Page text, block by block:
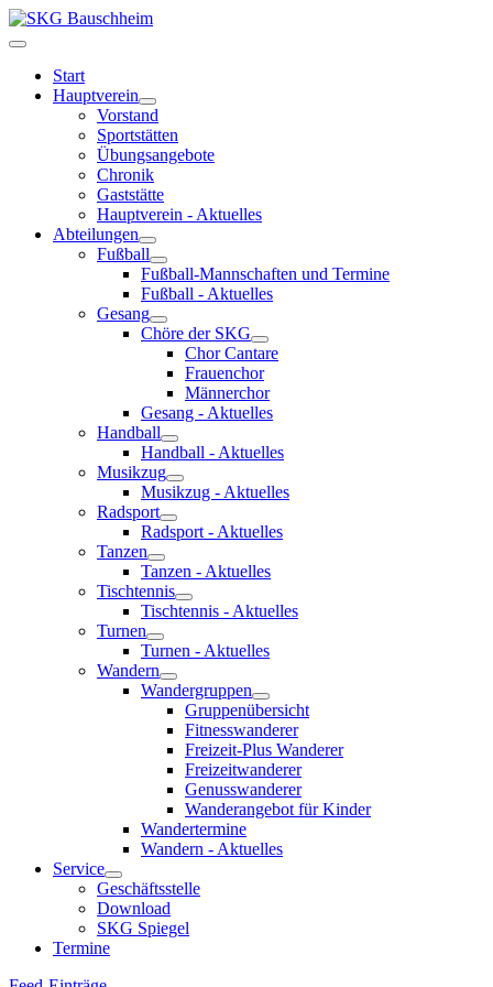
Start
Hauptverein
Vorstand
Sportstätten
Übungsangebote
Chronik
Gaststätte
Hauptverein - Aktuelles
Abteilungen
Fußball
Fußball-Mannschaften und Termine
Fußball - Aktuelles
Gesang
Chöre der SKG
Chor Cantare
Frauenchor
Männerchor
Gesang - Aktuelles
Handball
Handball - Aktuelles
Musikzug
Musikzug - Aktuelles
Radsport
Radsport - Aktuelles
Tanzen
Tanzen - Aktuelles
Tischtennis
Tischtennis - Aktuelles
Turnen
Turnen - Aktuelles
Wandern
Wandergruppen
Gruppenübersicht
Fitnesswanderer
Freizeit-Plus Wanderer
Freizeitwanderer
Genusswanderer
Wanderangebot für Kinder
Wandertermine
Wandern - Aktuelles
Service
Geschäftsstelle
Download
SKG Spiegel
Termine